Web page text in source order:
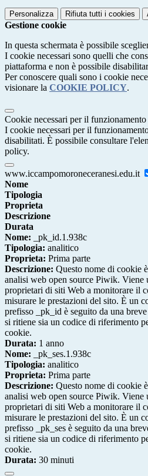
Personalizza Rifiuta tutti i cookies
Gestione cookie
In questa schermata è possibile
I cookie necessari sono quelli che
piattaforma e non è possibile
Per conoscere quali sono i cookie
visionare la COOKIE POLICY.
Cookie necessari per il funzionamento
I cookie necessari per il
disabilitati. È possibile consultare
policy.
www.iccampomoroneceranesi.edu.it
Nome
Tipologia
Proprieta
Descrizione
Durata
Nome: _pk_id.1.938c
Tipologia: analitico
Proprieta: Prima parte
Descrizione: Questo nome di cookie
analisi web open source Piwik. Viene
proprietari di siti Web a monitorare il
misurare le prestazioni del sito. È un
prefisso _pk_id è seguito da una
si ritiene sia un codice di riferimento
cookie.
Durata: 1 anno
Nome: _pk_ses.1.938c
Tipologia: analitico
Proprieta: Prima parte
Descrizione: Questo nome di cookie
analisi web open source Piwik. Viene
proprietari di siti Web a monitorare il
misurare le prestazioni del sito. È un
prefisso _pk_ses è seguito da una
si ritiene sia un codice di riferimento
cookie.
Durata: 30 minuti